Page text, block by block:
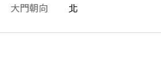
大門朝向 北